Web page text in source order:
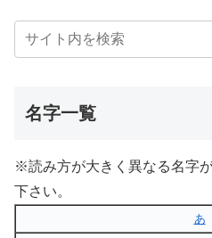
名字一覧
※読み方が大きく異なる名字
下さい。
あ